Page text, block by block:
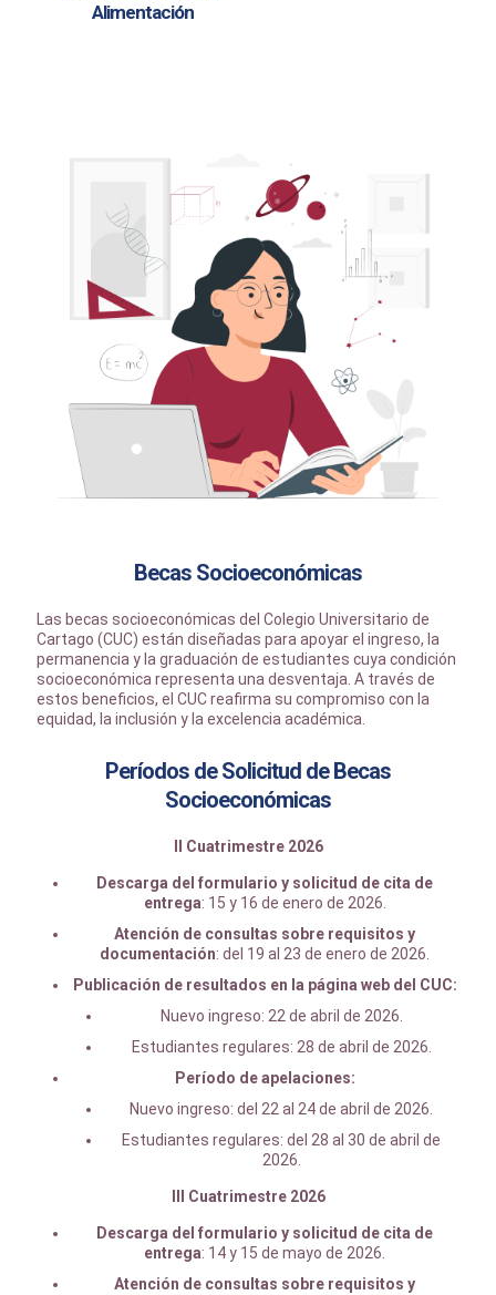
Alimentación
Becas Socioeconómicas
Las becas socioeconómicas del Colegio Universitario de
Cartago (CUC) están diseñadas para apoyar el ingreso, la
permanencia y la graduación de estudiantes cuya condición
socioeconómica representa una desventaja. A través de
estos beneficios, el CUC reafirma su compromiso con la
equidad, la inclusión y la excelencia académica.
Períodos de Solicitud de Becas
Socioeconómicas
II Cuatrimestre 2026
Descarga del formulario y solicitud de cita de
entrega: 15 y 16 de enero de 2026.
Atención de consultas sobre requisitos y
documentación: del 19 al 23 de enero de 2026.
Publicación de resultados en la página web del CUC:
Nuevo ingreso: 22 de abril de 2026.
Estudiantes regulares: 28 de abril de 2026.
Período de apelaciones:
Nuevo ingreso: del 22 al 24 de abril de 2026.
Estudiantes regulares: del 28 al 30 de abril de
2026.
III Cuatrimestre 2026
Descarga del formulario y solicitud de cita de
entrega: 14 y 15 de mayo de 2026.
Atención de consultas sobre requisitos y